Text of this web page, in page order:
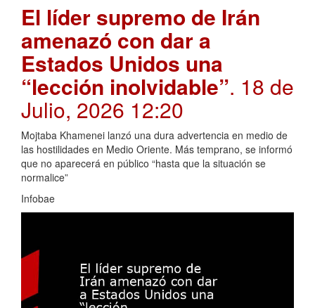
El líder supremo de Irán
amenazó con dar a
Estados Unidos una
“lección inolvidable”. 18 de
Julio, 2026 12:20
Mojtaba Khamenei lanzó una dura advertencia en medio de
las hostilidades en Medio Oriente. Más temprano, se informó
que no aparecerá en público “hasta que la situación se
normalice”
Infobae